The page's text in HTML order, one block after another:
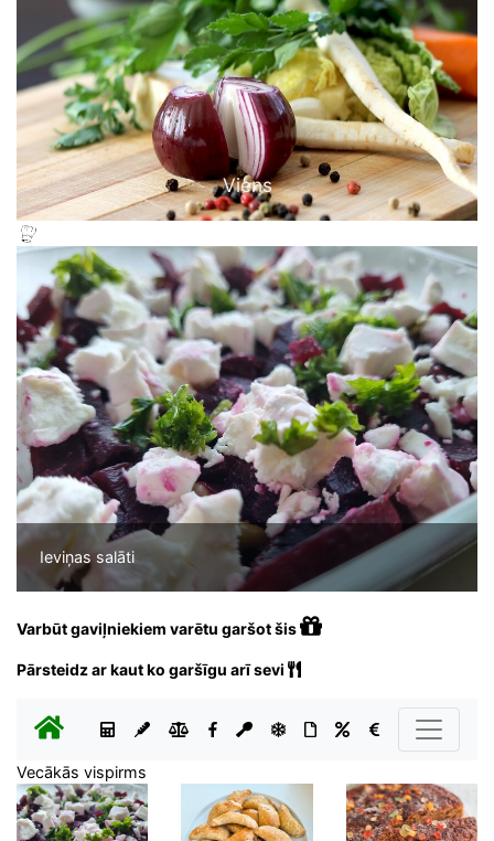
Viens
Ieviņas salāti
Varbūt gaviļniekiem varētu garšot šis
Pārsteidz ar kaut ko garšīgu arī sevi
Vecākās vispirms